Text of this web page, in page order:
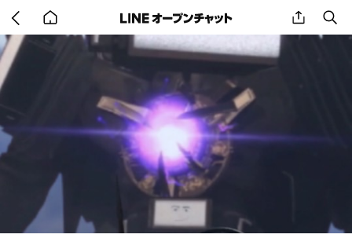
back
to
home
share